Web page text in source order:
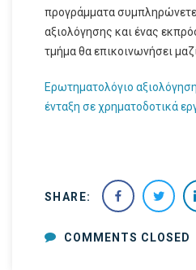
προγράμματα
αξιολόγησης και ένας
τμήμα θα επικοινωνήσει
Ερωτηματολόγιο
ένταξη σε χρηματοδοτικά
SHARE:
COMMENTS CLOSED